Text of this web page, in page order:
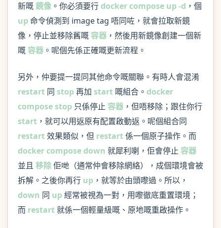
新嘅鏡像 。你必須要行docker compose up -d ，個
up命令偵測到 image tag 唔同咗，就會拉取新鏡
像，停止並移除舊嘅容器 ，然後用新鏡像創建一個新
嘅容器 。呢個先係正確嘅更新流程。
另外，仲要提一提同其他命令嘅關聯。有時人會混淆
restart 同 stop再加 start 嘅組合。 docker
compose stop 只係停止 容器 ，但唔移除；跟住你行
start ，就可以用返原有配置啟動返。呢個組合同
restart效果類似，但 restart係一個原子操作。而
docker compose down 就犀利喇，佢會停止 容器
並且 移除佢哋（通常仲會移除網絡），成個環境會被
拆解。之後你再行 up ，就等於由頭嚟過。所以，
down 同 up經常被視為一對，用嚟徹底重置環境；
而 restart就係一個輕量級嘅、原地嘅重啟操作。